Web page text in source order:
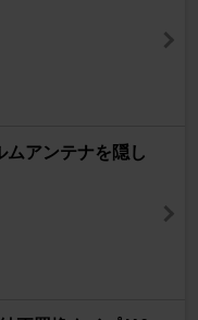
ムアンテナを隠し